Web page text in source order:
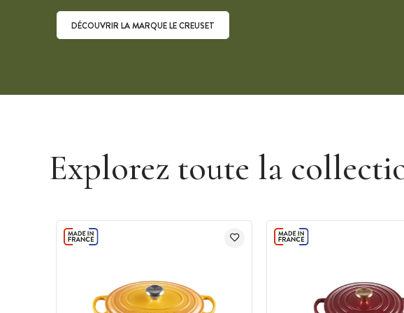
Marque : Le Creuset
DÉCOUVRIR LA MARQUE LE CREUSET
Explorez toute la